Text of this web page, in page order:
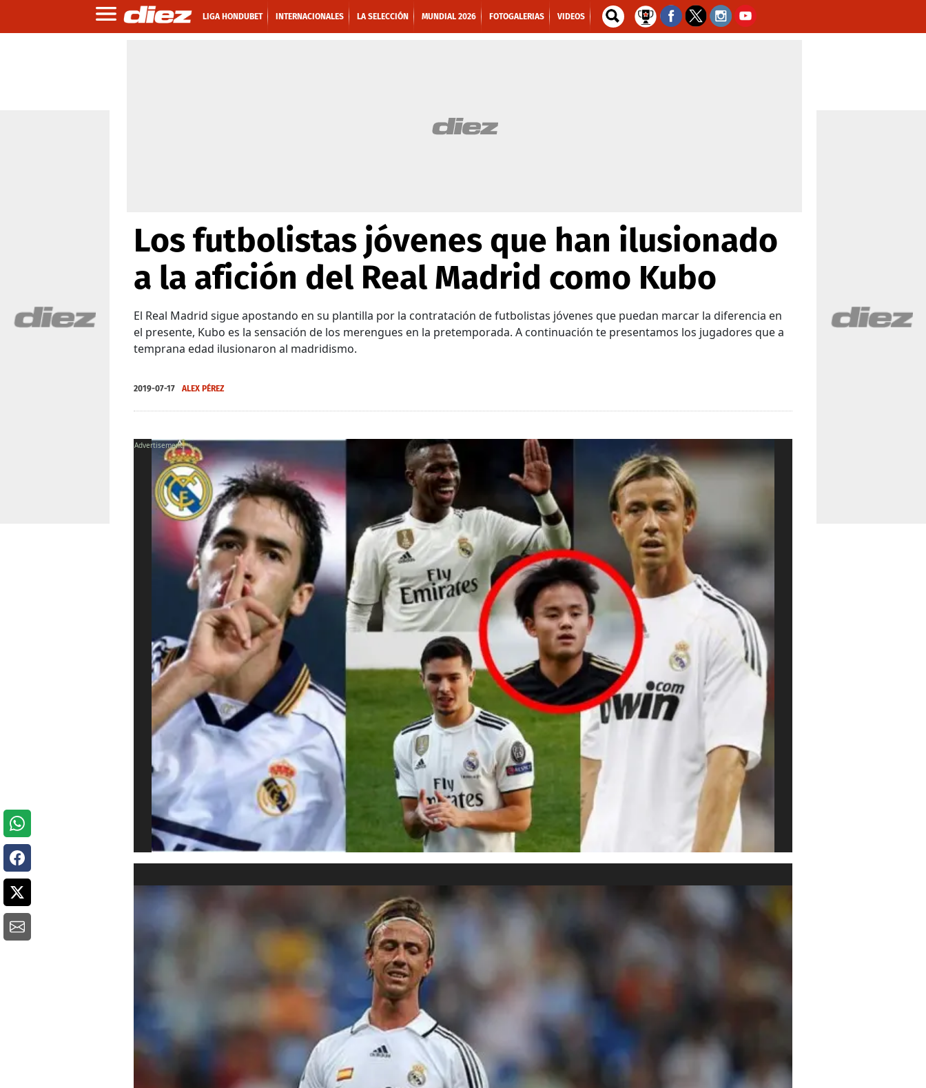
LIGA HONDUBET INTERNACIONALES LA SELECCIÓN MUNDIAL 2026 FOTOGALERIAS VIDEOS
Los futbolistas jóvenes que han ilusionado
a la afición del Real Madrid como Kubo
El Real Madrid sigue apostando en su plantilla por la contratación de futbolistas jóvenes que puedan marcar la diferencia en
el presente, Kubo es la sensación de los merengues en la pretemporada. A continuación te presentamos los jugadores que a
temprana edad ilusionaron al madridismo.
2019-07-17 ALEX PÉREZ
X